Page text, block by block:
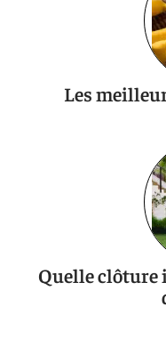
Les
Quelle clôture